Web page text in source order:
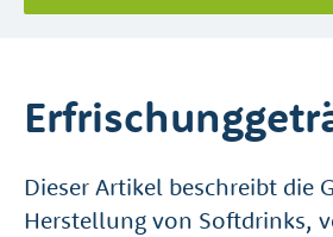
Dieser Artikel beschreibt die
Herstellung von Softdrinks,